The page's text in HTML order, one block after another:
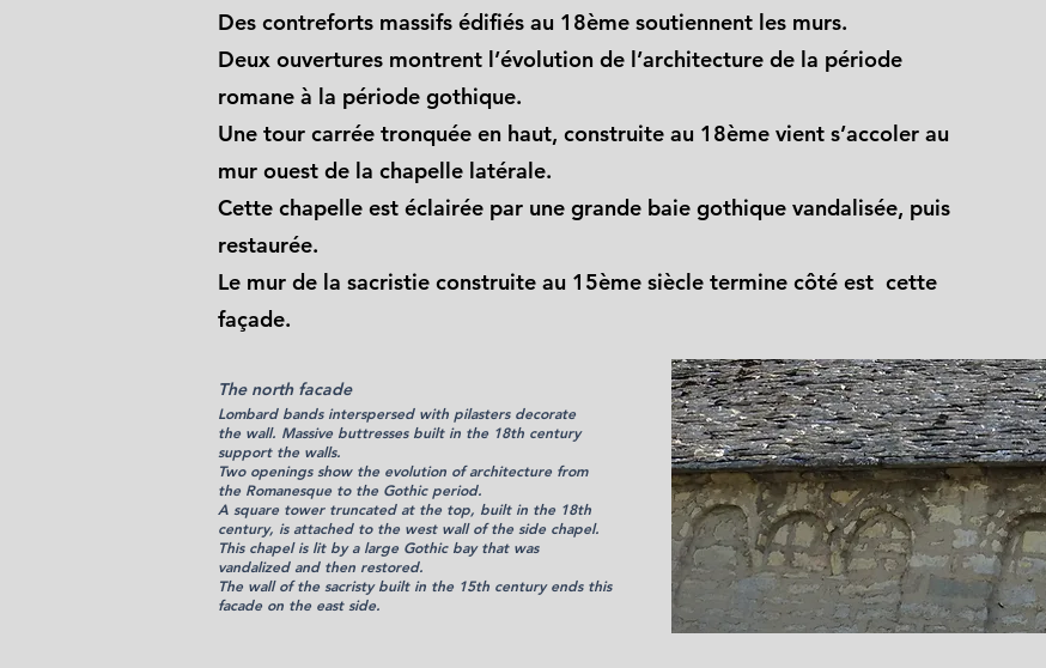
Des contreforts massifs édifiés au 18ème soutiennent les murs.
Deux ouvertures montrent l’évolution de l’architecture de la période
romane à la période gothique.
Une tour carrée tronquée en haut, construite au 18ème vient s’accoler au
mur ouest de la chapelle latérale.
Cette chapelle est éclairée par une grande baie gothique vandalisée, puis
restaurée.
Le mur de la sacristie construite au 15ème siècle termine côté est cette
façade.
The north facade
Lombard bands interspersed with pilasters decorate
the wall. Massive buttresses built in the 18th century
support the walls.
Two openings show the evolution of architecture from
the Romanesque to the Gothic period.
A square tower truncated at the top, built in the 18th
century, is attached to the west wall of the side chapel.
This chapel is lit by a large Gothic bay that was
vandalized and then restored.
The wall of the sacristy built in the 15th century ends this
facade on the east side.